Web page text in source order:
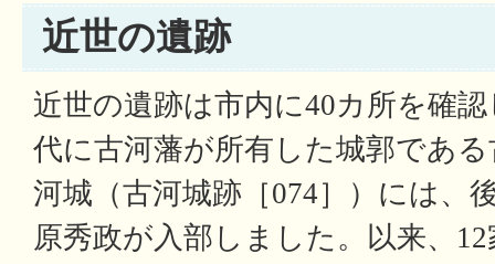
近世の遺跡
近世の遺跡は市内に40カ所を確
代に古河藩が所有した城郭であ
河城（古河城跡［074］）には、
原秀政が入部しました。以来、